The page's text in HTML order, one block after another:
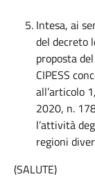
Intesa, ai
del decreto
proposta
CIPESS
all’articolo
2020, n.
l’attività
regioni
(SALUTE)